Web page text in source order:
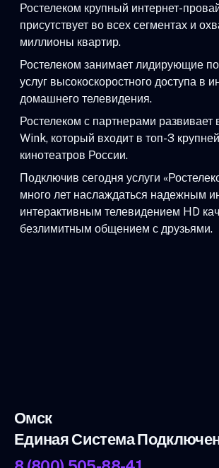
Ростелеком крупный интернет-
присутствует во всех сегментах и
миллионы квартир.
Ростелеком занимает лидирующие
услуг высокоскоростного доступа в
домашнего телевидения.
Ростелеком с партнерами развивает
Wink, который входит в топ-3
кинотеатров России.
Подключив сегодня услуги
много лет наслаждаться надежным
интерактивным телевидением HD
безлимитным общением с друзьями.
Омск
Единая Система